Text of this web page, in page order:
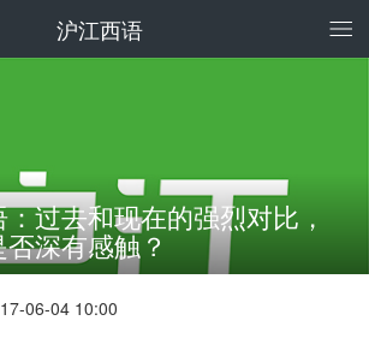
沪江西语
过去和现在的强烈对比，
深有感触？
06-04 10:00